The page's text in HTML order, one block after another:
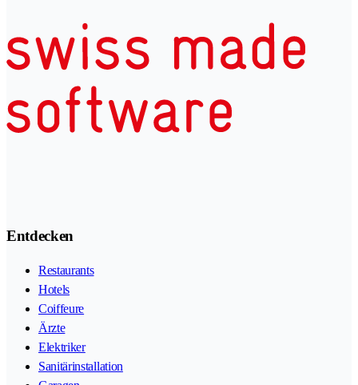
Entdecken
Restaurants
Hotels
Coiffeure
Ärzte
Elektriker
Sanitärinstallation